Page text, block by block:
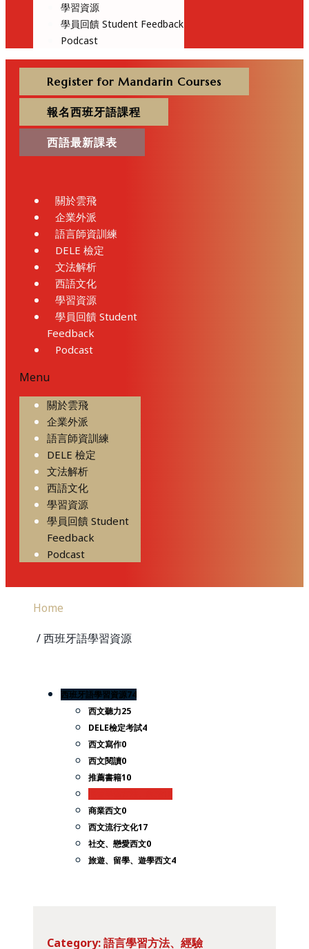
學習資源
學員回饋 Student Feedback
Podcast
Register for Mandarin Courses
報名西班牙語課程
西語最新課表
關於雲飛
企業外派
語言師資訓練
DELE 檢定
文法解析
西語文化
學習資源
學員回饋 Student
Feedback
Podcast
Menu
關於雲飛
企業外派
語言師資訓練
DELE 檢定
文法解析
西語文化
學習資源
學員回饋 Student
Feedback
Podcast
Home
/ 西班牙語學習資源
西班牙語學習資源74
西文聽力25
DELE檢定考試4
西文寫作0
西文閱讀0
推薦書籍10
商業西文0
西文流行文化17
社交、戀愛西文0
旅遊、留學、遊學西文4
Category: 語言學習方法、經驗